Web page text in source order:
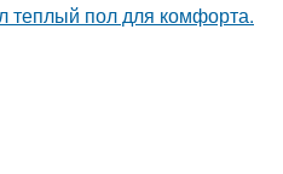
теплый пол для комфорта.